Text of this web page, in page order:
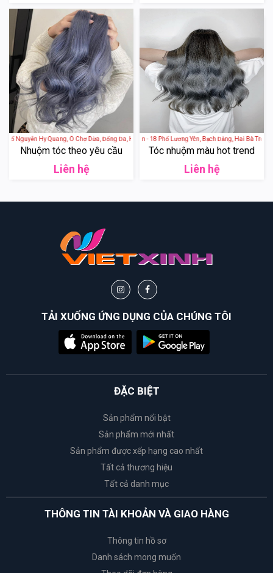
Nguyễn Hy Quang, Ô Chợ Dừa, Đống Đa, Hà Nội, Việt Nam
Nhuộm tóc theo yêu cầu
Liên hệ
Helios Hair Beauty Salon - 18 Phố Lương Yên, Bạch Đằng, Hai Bà Trưng,
Tóc nhuộm màu hot trend
Liên hệ
TẢI XUỐNG ỨNG DỤNG CỦA CHÚNG TÔI
ĐẶC BIỆT
Sản phẩm nổi bật
Sản phẩm mới nhất
Sản phẩm được xếp hạng cao nhất
Tất cả thương hiệu
Tất cả danh mục
THÔNG TIN TÀI KHOẢN VÀ GIAO HÀNG
Thông tin hồ sơ
Danh sách mong muốn